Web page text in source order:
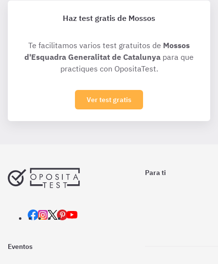
Haz test gratis de Mossos
Te facilitamos varios test gratuitos de Mossos
d'Esquadra Generalitat de Catalunya para que
practiques con OpositaTest.
Ver test gratis
Para ti
Eventos